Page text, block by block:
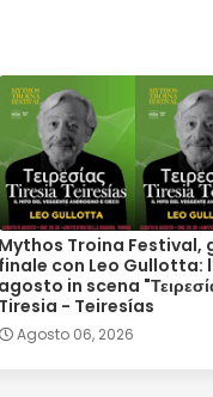
Mythos Troina Festival,
finale con Leo Gullotta:
agosto in scena
Tiresia - Teiresías
Agosto 06, 2026